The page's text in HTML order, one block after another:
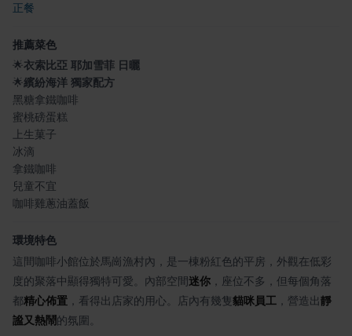
正餐
推薦菜色
🌟衣索比亞 耶加雪菲 日曬
🌟繽紛海洋 獨家配方
黑糖拿鐵咖啡
蜜桃磅蛋糕
上生菓子
冰滴
拿鐵咖啡
兒童不宜
咖啡雞蔥油蓋飯
環境特色
這間咖啡小館位於馬崗漁村內，是一棟粉紅色的平房，外觀在低彩
度的聚落中顯得獨特可愛。內部空間迷你 ，座位不多，但每個角落
都精心佈置 ，看得出店家的用心。店內有幾隻貓咪員工 ，營造出靜
謐又熱鬧的氛圍。